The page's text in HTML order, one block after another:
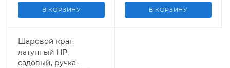
В КОРЗИНУ В КОРЗИНУ
Шаровой кран
латунный НР,
садовый, ручка-